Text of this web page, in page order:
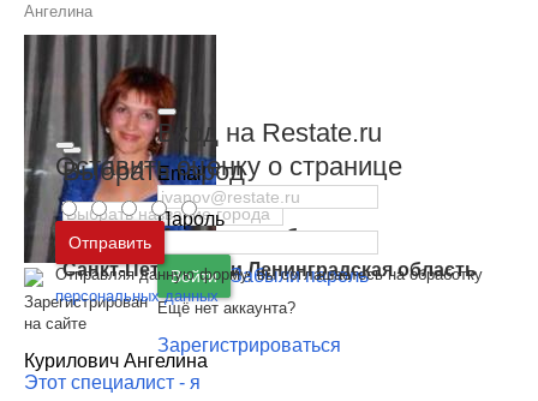
Выбрать город
Москва и
Московская область
Санкт-Петербург иЛенинградская область
Вход на Restate.ru
Email
Пароль
Войти Забыли пароль
Ещё нет аккаунта?
Зарегистрироваться
Ангелина
Зарегистрирован
на сайте
Курилович Ангелина
Этот специалист - я
Оставить оценку о странице
Отправить
Отправляя данную форму, вы соглашаетесь на обработку
персональных данных